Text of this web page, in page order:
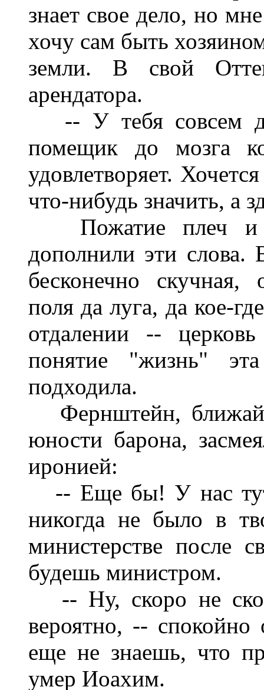
знает свое дело, но
хочу сам быть
земли. В свой
арендатора.
-- У тебя совсем
помещик до мозга
удовлетворяет.
что-нибудь значить, а
Пожатие плеч и
дополнили эти
бесконечно скучная,
поля да луга, да кое-
отдалении --
понятие "жизнь"
подходила.
Фернштейн,
юности барона,
иронией:
-- Еще бы! У нас тут
никогда не было в
министерстве после
будешь министром.
-- Ну, скоро не
вероятно, --
еще не знаешь, что
умер Иоахим.